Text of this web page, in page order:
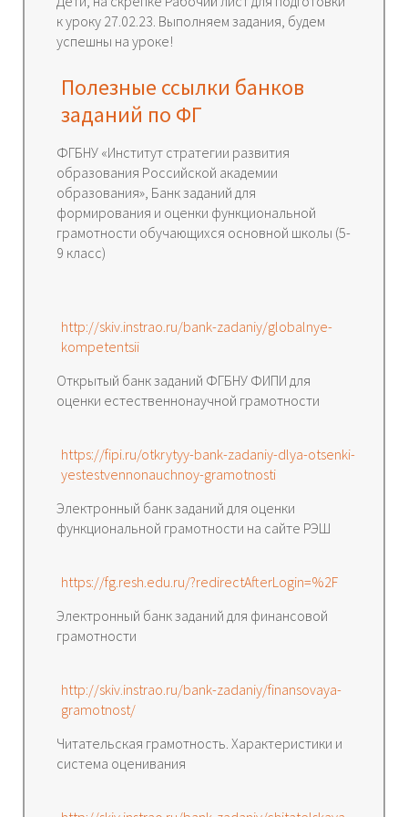
к уроку 27.02.23. Выполняем задания, будем
успешны на уроке!
Полезные ссылки банков
заданий по ФГ
ФГБНУ «Институт стратегии развития
образования Российской академии
образования», Банк заданий для
формирования и оценки функциональной
грамотности обучающихся основной школы (5-
9 класс)
http://skiv.instrao.ru/bank-zadaniy/globalnye-
kompetentsii
Открытый банк заданий ФГБНУ ФИПИ для
оценки естественнонаучной грамотности
https://fipi.ru/otkrytyy-bank-zadaniy-dlya-otsenki-
yestestvennonauchnoy-gramotnosti
Электронный банк заданий для оценки
функциональной грамотности на сайте РЭШ
https://fg.resh.edu.ru/?redirectAfterLogin=%2F
Электронный банк заданий для финансовой
грамотности
http://skiv.instrao.ru/bank-zadaniy/finansovaya-
gramotnost/
Читательская грамотность. Характеристики и
система оценивания